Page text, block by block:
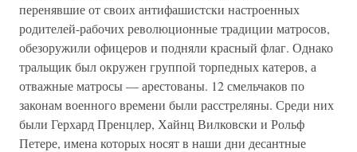
перенявшие от своих антифашистски настроенных
родителей-рабочих революционные традиции матросов,
обезоружили офицеров и подняли красный флаг. Однако
тральщик был окружен группой торпедных катеров, а
отважные матросы — арестованы. 12 смельчаков по
законам военного времени были расстреляны. Среди них
были Герхард Пренцлер, Хайнц Вилковски и Рольф
Петере, имена которых носят в наши дни десантные